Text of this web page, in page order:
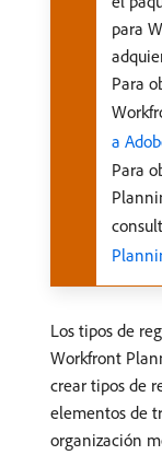
para
Para
a
Para
Los tipos de
Workfront
crear tipos de
elementos de
organización